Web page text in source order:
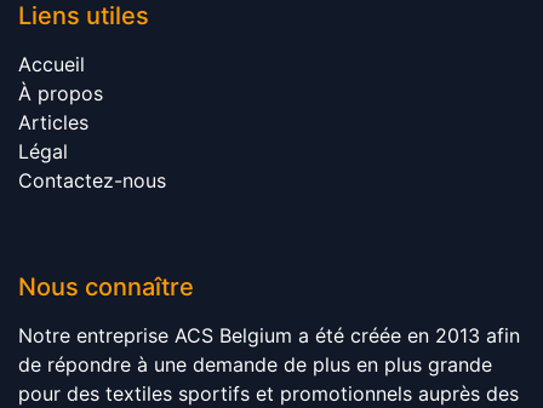
Liens utile​​s
Accueil​
À propos​
Articles​
Légal​
Contactez-nous
Nous connaître
Notre entreprise ACS Belgium a été créée en 2013 afin
de répondre à une demande de plus en plus grande
pour des textiles sportifs et promotionnels auprès des